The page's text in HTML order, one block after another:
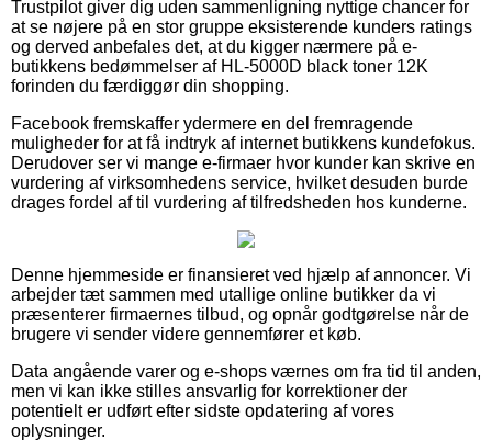
Trustpilot giver dig uden sammenligning nyttige chancer for
at se nøjere på en stor gruppe eksisterende kunders ratings
og derved anbefales det, at du kigger nærmere på e-
butikkens bedømmelser af HL-5000D black toner 12K
forinden du færdiggør din shopping.
Facebook fremskaffer ydermere en del fremragende
muligheder for at få indtryk af internet butikkens kundefokus.
Derudover ser vi mange e-firmaer hvor kunder kan skrive en
vurdering af virksomhedens service, hvilket desuden burde
drages fordel af til vurdering af tilfredsheden hos kunderne.
Denne hjemmeside er finansieret ved hjælp af annoncer. Vi
arbejder tæt sammen med utallige online butikker da vi
præsenterer firmaernes tilbud, og opnår godtgørelse når de
brugere vi sender videre gennemfører et køb.
Data angående varer og e-shops værnes om fra tid til anden,
men vi kan ikke stilles ansvarlig for korrektioner der
potentielt er udført efter sidste opdatering af vores
oplysninger.